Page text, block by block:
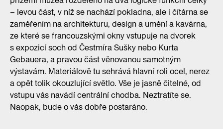
– levou část, v níž se nachází pokladna, ale i čítárna se
zaměřením na architekturu, design a umění a kavárna,
ze které se francouzskými okny vstupuje na dvorek
s expozicí soch od Čestmíra Sušky nebo Kurta
Gebauera, a pravou část věnovanou samotným
výstavám. Materiálově tu sehrává hlavní roli ocel, nerez
a opět tolik okouzlující světlo. Vše je jasně čitelné, od
vstupu vás navádí centrální chodba. Neztratíte se.
Naopak, bude o vás dobře postaráno.